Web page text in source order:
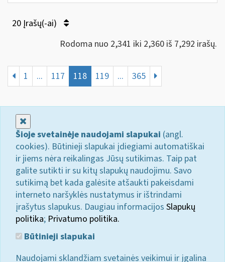
20 Įrašų(-ai)
Rodoma nuo 2,341 iki 2,360 iš 7,292 irašų.
1 ... 117 118 119 ... 365
Šioje svetainėje naudojami slapukai (angl.
cookies). Būtinieji slapukai įdiegiami automatiškai
ir jiems nėra reikalingas Jūsų sutikimas. Taip pat
galite sutikti ir su kitų slapukų naudojimu. Savo
sutikimą bet kada galėsite atšaukti pakeisdami
interneto naršyklės nustatymus ir ištrindami
įrašytus slapukus. Daugiau informacijos Slapukų
politika; Privatumo politika.
Būtinieji slapukai
Naudojami sklandžiam svetainės veikimui ir įgalina